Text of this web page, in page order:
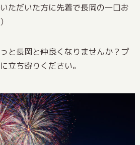
ただいた方に先着で長岡の一口お
と長岡と仲良くなりませんか？プ
立ち寄りください。